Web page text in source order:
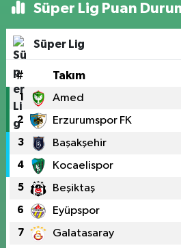
Süper Lig Puan
Süper Lig
# Takım
1 Amed
2 Erzurumspor FK
3 Başakşehir
4 Kocaelispor
5 Beşiktaş
6 Eyüpspor
7 Galatasaray